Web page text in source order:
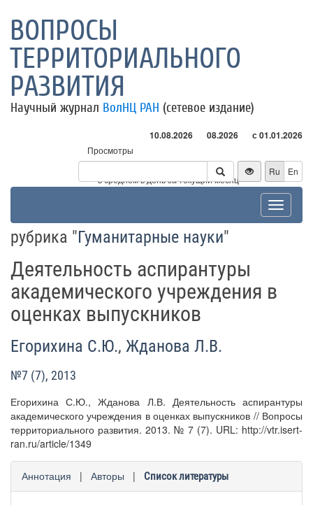
ВОПРОСЫ
ТЕРРИТОРИАЛЬНОГО
РАЗВИТИЯ
Научный журнал ВолНЦ РАН (сетевое издание)
10.08.2026 08.2026 с 01.01.2026
Просмотры
Посетители
* - в среднем в день за текущий месяц
Ru En
Toggle
рубрика "Гуманитарные науки"
Деятельность аспирантуры
академического учреждения в
оценках выпускников
Егорихина С.Ю., Жданова Л.В.
№7 (7), 2013
Егорихина С.Ю., Жданова Л.В. Деятельность аспирантуры
академического учреждения в оценках выпускников // Вопросы
территориального развития. 2013. № 7 (7). URL: http://vtr.isert-
ran.ru/article/1349
Аннотация | Авторы | Список литературы